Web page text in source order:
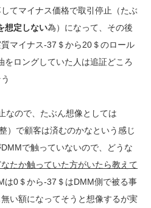
てマイナス価格で取引停止（たぶ
想定しない為）になって、その後
マイナス-37＄から20＄のロール
をロングしていた人は追証どころ
なので、たぶん想像としては
）で顧客は済むのかなという感じ
で触っていないので、どうな
なたか触っていた方がいたら教えて
は0＄から-37＄はDMM側で被る事
い額になってそうと想像するが実